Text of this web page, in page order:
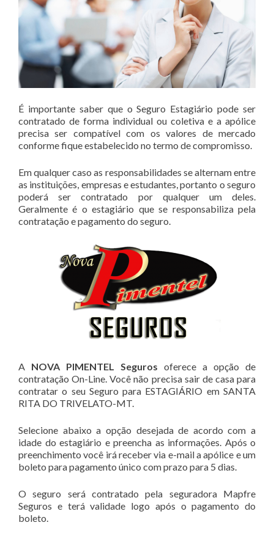
É importante saber que o Seguro Estagiário pode ser
contratado de forma individual ou coletiva e a apólice
precisa ser compatível com os valores de mercado
conforme fique estabelecido no termo de compromisso.
Em qualquer caso as responsabilidades se alternam entre
as instituições, empresas e estudantes, portanto o seguro
poderá ser contratado por qualquer um deles.
Geralmente é o estagiário que se responsabiliza pela
contratação e pagamento do seguro.
A NOVA PIMENTEL Seguros oferece a opção de
contratação On-Line. Você não precisa sair de casa para
contratar o seu Seguro para ESTAGIÁRIO em SANTA
RITA DO TRIVELATO-MT.
Selecione abaixo a opção desejada de acordo com a
idade do estagiário e preencha as informações. Após o
preenchimento você irá receber via e-mail a apólice e um
boleto para pagamento único com prazo para 5 dias.
O seguro será contratado pela seguradora Mapfre
Seguros e terá validade logo após o pagamento do
boleto.